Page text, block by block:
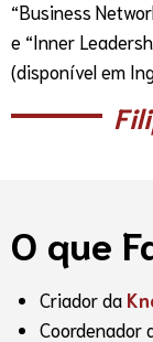
“Business
e “Inner
(disponível em
O que
Criador da
Coordenador